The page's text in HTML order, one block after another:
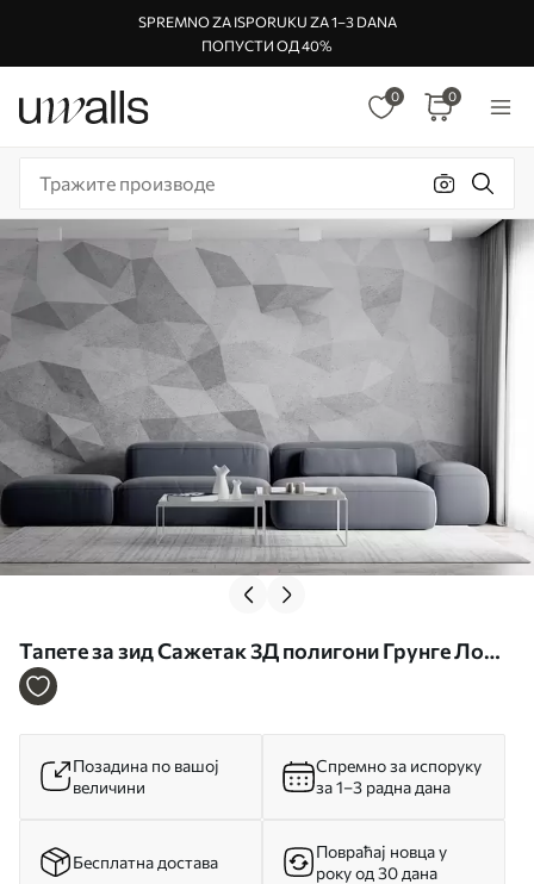
SPREMNO ZA ISPORUKU ZA 1–3 DANA
ПОПУСТИ ОД 40%
0 0
Тапете за зид Сажетак 3Д полигони Грунге Лофт
бр. u97336
Позадина по вашој
величини
Спремно за испоруку
за 1–3 радна дана
Бесплатна достава
Повраћај новца у
року од 30 дана